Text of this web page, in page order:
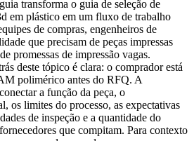
transforma o guia de seleção de
em plástico em um fluxo de trabalho
de compras, engenheiros de
que precisam de peças impressas
promessas de impressão vagas.
deste tópico é clara: o comprador está
polimérico antes do RFQ. A
a função da peça, o
os limites do processo, as expectativas
de inspeção e a quantidade do
que compitam. Para contexto